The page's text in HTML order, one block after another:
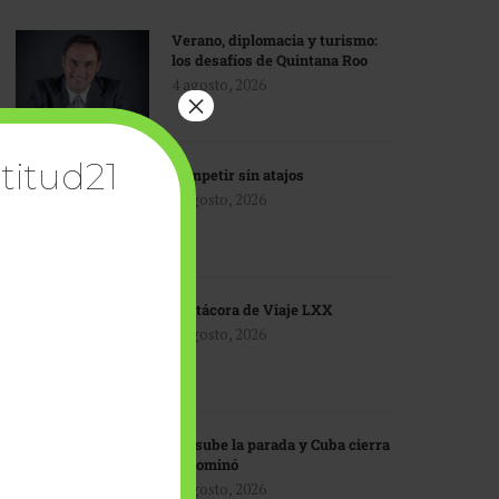
Verano, diplomacia y turismo:
los desafíos de Quintana Roo
4 agosto, 2026
Competir sin atajos
4 agosto, 2026
Bitácora de Viaje LXX
3 agosto, 2026
EU sube la parada y Cuba cierra
el dominó
3 agosto, 2026
×